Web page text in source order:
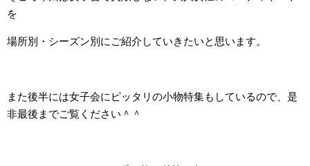
を
場所別・シーズン別にご紹介していきたいと思います。
また後半には女子会にピッタリの小物特集もしているので、是
非最後までご覧ください＾＾